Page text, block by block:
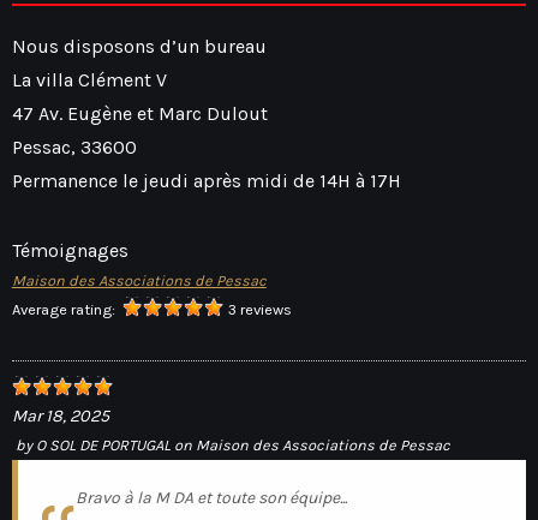
Nous disposons d’un bureau
La villa Clément V
47 Av. Eugène et Marc Dulout
Pessac, 33600
Permanence le jeudi après midi de 14H à 17H
Témoignages
Maison des Associations de Pessac
Average rating:
3 reviews
Mar 18, 2025
by O SOL DE PORTUGAL on Maison des Associations de Pessac
Bravo à la M DA et toute son équipe...